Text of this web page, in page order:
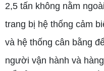
2,5 tấn không nằm
trang bị hệ thống cảm
và hệ thống cân bằng
người vận hành và